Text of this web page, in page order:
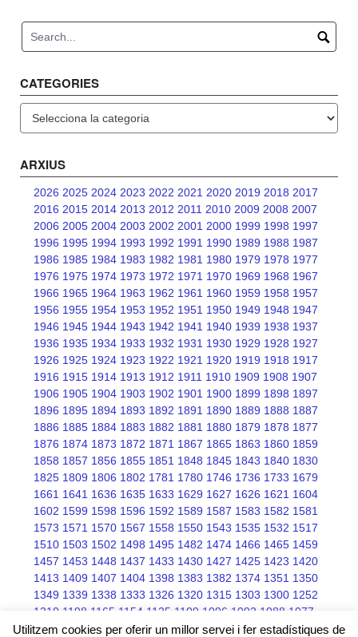
CATEGORIES
ARXIUS
2026 2025 2024 2023 2022 2021 2020 2019 2018 2017
2016 2015 2014 2013 2012 2011 2010 2009 2008 2007
2006 2005 2004 2003 2002 2001 2000 1999 1998 1997
1996 1995 1994 1993 1992 1991 1990 1989 1988 1987
1986 1985 1984 1983 1982 1981 1980 1979 1978 1977
1976 1975 1974 1973 1972 1971 1970 1969 1968 1967
1966 1965 1964 1963 1962 1961 1960 1959 1958 1957
1956 1955 1954 1953 1952 1951 1950 1949 1948 1947
1946 1945 1944 1943 1942 1941 1940 1939 1938 1937
1936 1935 1934 1933 1932 1931 1930 1929 1928 1927
1926 1925 1924 1923 1922 1921 1920 1919 1918 1917
1916 1915 1914 1913 1912 1911 1910 1909 1908 1907
1906 1905 1904 1903 1902 1901 1900 1899 1898 1897
1896 1895 1894 1893 1892 1891 1890 1889 1888 1887
1886 1885 1884 1883 1882 1881 1880 1879 1878 1877
1876 1874 1873 1872 1871 1867 1865 1863 1860 1859
1858 1857 1856 1855 1851 1848 1845 1843 1840 1830
1825 1809 1806 1802 1781 1780 1746 1736 1733 1679
1661 1641 1636 1635 1633 1629 1627 1626 1621 1604
1602 1599 1598 1596 1592 1589 1587 1583 1582 1581
1573 1571 1570 1567 1558 1550 1543 1535 1532 1517
1510 1503 1502 1498 1495 1482 1474 1466 1465 1459
1457 1453 1448 1437 1433 1430 1427 1425 1423 1420
1413 1409 1407 1404 1398 1383 1382 1374 1351 1350
1349 1339 1338 1333 1326 1320 1315 1303 1300 1252
1210 1198 1165 1154 1125 1109 1096 1092 1088 1077
1076 1075 1068 1066 1045
Utilitzem cookies per oferir un millor servei i fer estadístiques de